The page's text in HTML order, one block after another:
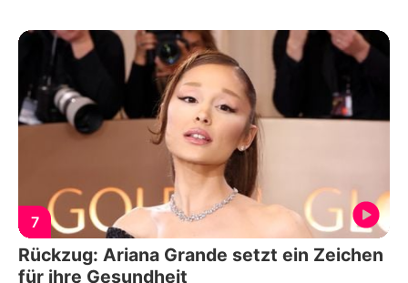
7
Rückzug: Ariana Grande setzt ein Zeichen
für ihre Gesundheit